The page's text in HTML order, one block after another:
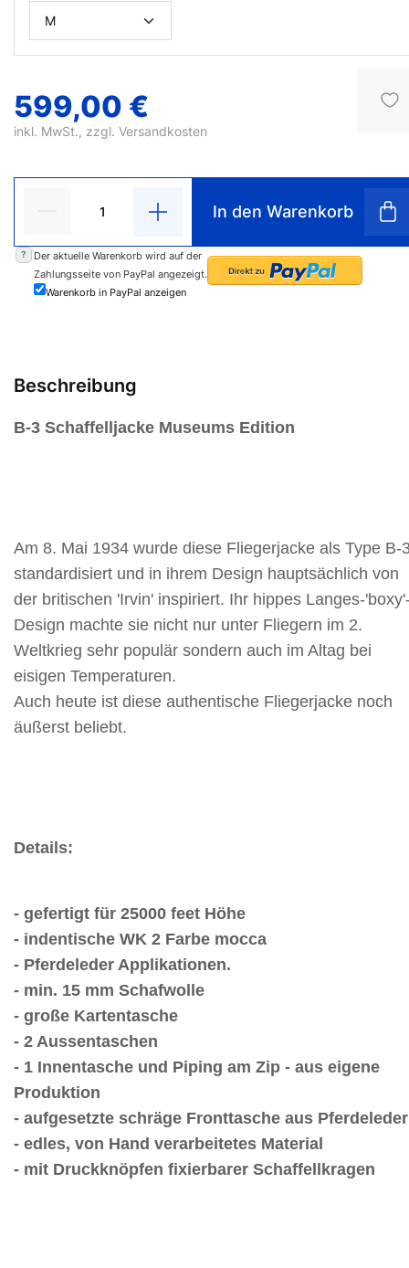
599,00 €
inkl. MwSt., zzgl. Versandkosten
In den Warenkorb
?
Der aktuelle Warenkorb wird auf der
Zahlungsseite von PayPal angezeigt.
Warenkorb in PayPal anzeigen
Beschreibung
B-3 Schaffelljacke Museums Edition
Am 8. Mai 1934 wurde diese Fliegerjacke als Type B-
standardisiert und in ihrem Design hauptsächlich von
der britischen 'Irvin' inspiriert. Ihr hippes Langes-
Design machte sie nicht nur unter Fliegern im 2.
Weltkrieg sehr populär sondern auch im Altag bei
eisigen Temperaturen.
Auch heute ist diese authentische Fliegerjacke noch
äußerst beliebt.
Details:
- gefertigt für 25000 feet Höhe
- indentische WK 2 Farbe mocca
- Pferdeleder Applikationen.
- min. 15 mm Schafwolle
- große Kartentasche
- 2 Aussentaschen
- 1 Innentasche und Piping am Zip - aus eigene
Produktion
- aufgesetzte schräge Fronttasche aus Pferdeleder
- edles, von Hand verarbeitetes Material
- mit Druckknöpfen fixierbarer Schaffellkragen